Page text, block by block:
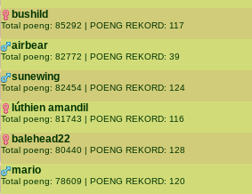
bushild
Total poeng: 85292 | POENG REKORD: 117
airbear
Total poeng: 82772 | POENG REKORD: 39
sunewing
Total poeng: 82454 | POENG REKORD: 124
lúthien amandil
Total poeng: 81743 | POENG REKORD: 116
balehead22
Total poeng: 80440 | POENG REKORD: 128
mario
Total poeng: 78609 | POENG REKORD: 120